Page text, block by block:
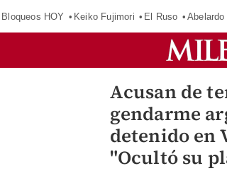
Bloqueos HOY Keiko Fujimori El Ruso
Acusan de
gendarme
detenido en
"Ocultó su